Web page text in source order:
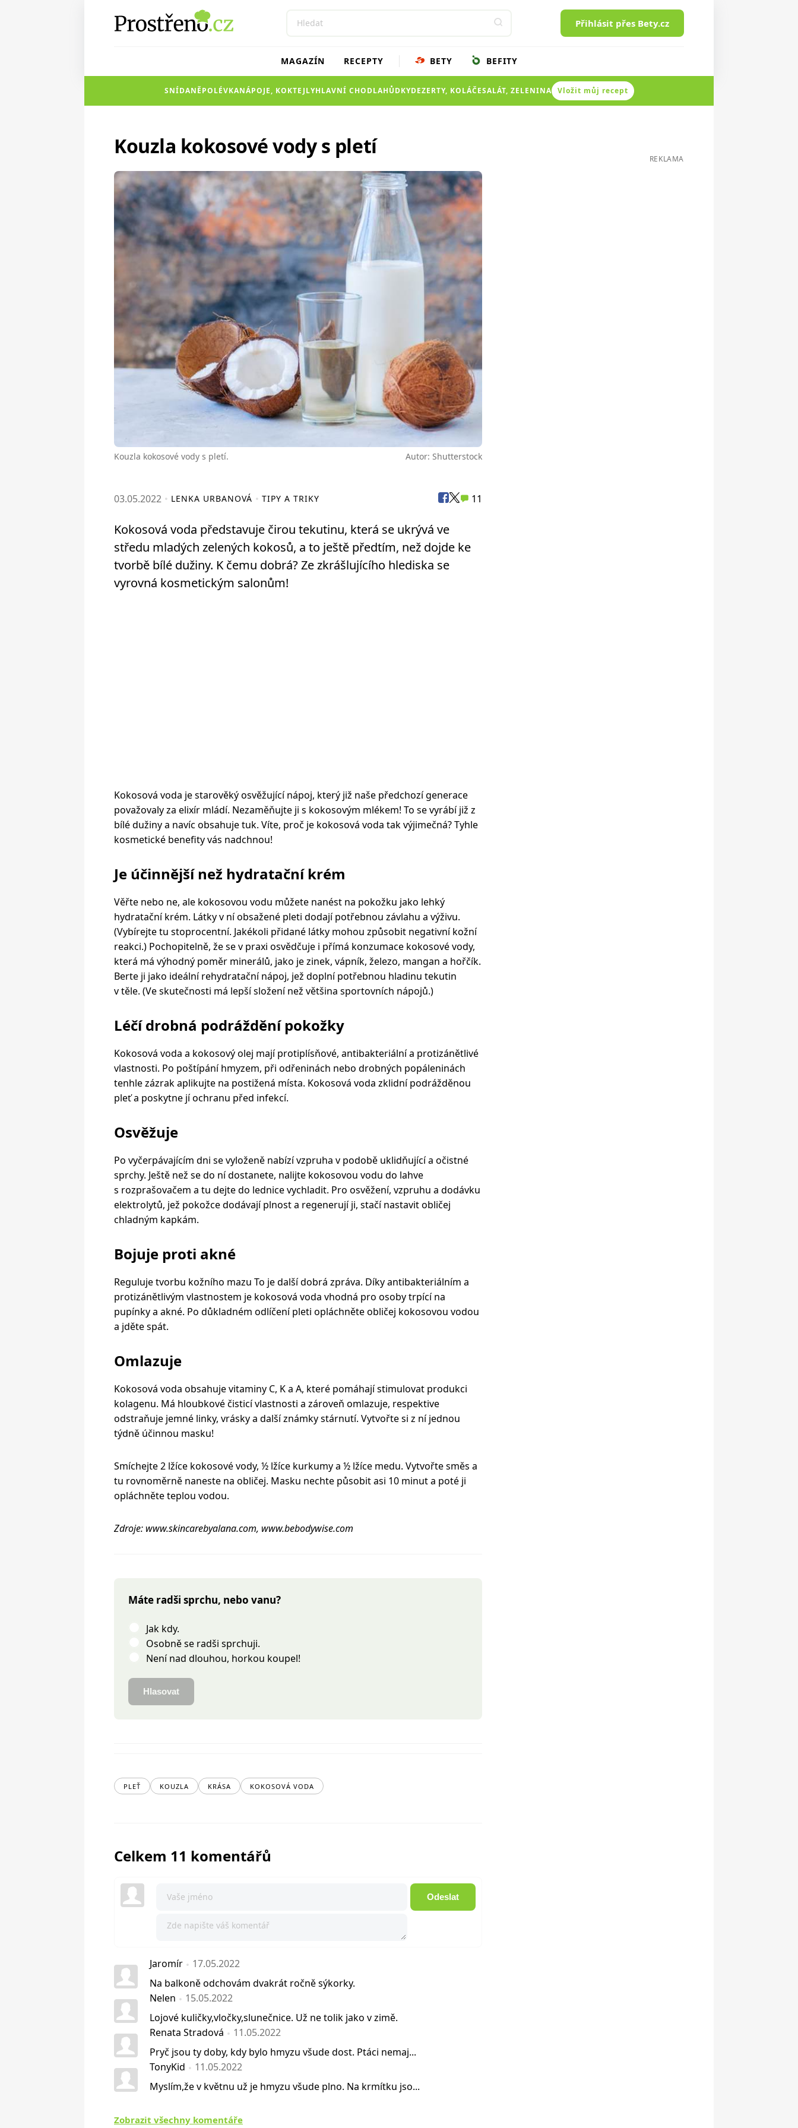
Přihlásit přes Bety.cz
MAGAZÍN RECEPTY BETY BEFITY
SNÍDANĚPOLÉVKANÁPOJE, KOKTEJLYHLAVNÍ CHODLAHŮDKYDEZERTY, KOLÁČESALÁT, ZELENINA Vložit můj recept
Kouzla kokosové vody s pletí
Kouzla kokosové vody s pletí. Autor: Shutterstock
03.05.2022 LENKA URBANOVÁ TIPY A TRIKY 11
Kokosová voda představuje čirou tekutinu, která se ukrývá ve
středu mladých zelených kokosů, a to ještě předtím, než dojde ke
tvorbě bílé dužiny. K čemu dobrá? Ze zkrášlujícího hlediska se
vyrovná kosmetickým salonům!
Kokosová voda je starověký osvěžující nápoj, který již naše předchozí generace
považovaly za elixír mládí. Nezaměňujte ji s kokosovým mlékem! To se vyrábí již z
bílé dužiny a navíc obsahuje tuk. Víte, proč je kokosová voda tak výjimečná? Tyhle
kosmetické benefity vás nadchnou!
Je účinnější než hydratační krém
Věřte nebo ne, ale kokosovou vodu můžete nanést na pokožku jako lehký
hydratační krém. Látky v ní obsažené pleti dodají potřebnou závlahu a výživu.
(Vybírejte tu stoprocentní. Jakékoli přidané látky mohou způsobit negativní kožní
reakci.) Pochopitelně, že se v praxi osvědčuje i přímá konzumace kokosové vody,
která má výhodný poměr minerálů, jako je zinek, vápník, železo, mangan a hořčík.
Berte ji jako ideální rehydratační nápoj, jež doplní potřebnou hladinu tekutin
v těle. (Ve skutečnosti má lepší složení než většina sportovních nápojů.)
Léčí drobná podráždění pokožky
Kokosová voda a kokosový olej mají protiplísňové, antibakteriální a protizánětlivé
vlastnosti. Po poštípání hmyzem, při odřeninách nebo drobných popáleninách
tenhle zázrak aplikujte na postižená místa. Kokosová voda zklidní podrážděnou
pleť a poskytne jí ochranu před infekcí.
Osvěžuje
Po vyčerpávajícím dni se vyloženě nabízí vzpruha v podobě uklidňující a očistné
sprchy. Ještě než se do ní dostanete, nalijte kokosovou vodu do lahve
s rozprašovačem a tu dejte do lednice vychladit. Pro osvěžení, vzpruhu a dodávku
elektrolytů, jež pokožce dodávají plnost a regenerují ji, stačí nastavit obličej
chladným kapkám.
Bojuje proti akné
Reguluje tvorbu kožního mazu To je další dobrá zpráva. Díky antibakteriálním a
protizánětlivým vlastnostem je kokosová voda vhodná pro osoby trpící na
pupínky a akné. Po důkladném odlíčení pleti opláchněte obličej kokosovou vodou
a jděte spát.
Omlazuje
Kokosová voda obsahuje vitaminy C, K a A, které pomáhají stimulovat produkci
kolagenu. Má hloubkové čisticí vlastnosti a zároveň omlazuje, respektive
odstraňuje jemné linky, vrásky a další známky stárnutí. Vytvořte si z ní jednou
týdně účinnou masku!
Smíchejte 2 lžíce kokosové vody, ½ lžíce kurkumy a ½ lžíce medu. Vytvořte směs a
tu rovnoměrně naneste na obličej. Masku nechte působit asi 10 minut a poté ji
opláchněte teplou vodou.
Zdroje: www.skincarebyalana.com, www.bebodywise.com
Máte radši sprchu, nebo vanu?
Jak kdy.
Osobně se radši sprchuji.
Není nad dlouhou, horkou koupel!
Hlasovat
PLEŤ KOUZLA KRÁSA KOKOSOVÁ VODA
Celkem 11 komentářů
Odeslat
Jaromír
17.05.2022
Na balkoně odchovám dvakrát ročně sýkorky.
Nelen
15.05.2022
Lojové kuličky,vločky,slunečnice. Už ne tolik jako v zimě.
Renata Stradová
11.05.2022
Pryč jsou ty doby, kdy bylo hmyzu všude dost. Ptáci nemaj...
TonyKid
11.05.2022
Myslím,že v květnu už je hmyzu všude plno. Na krmítku jso...
Zobrazit všechny komentáře
REKLAMA